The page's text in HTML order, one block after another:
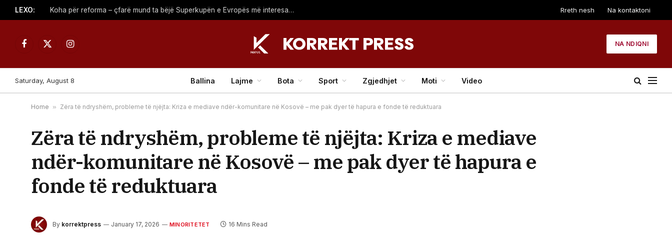
LEXO: Koha për reforma – çfarë mund ta bëjë Superkupën e Evropës më interesante? Rreth nesh Na kontaktoni
Facebook
X
Instagram
NA NDIQNI
Saturday, August 8 Ballina Lajme Bota Sport Zgjedhjet Moti Video
Home » Zëra të ndryshëm, probleme të njëjta: Kriza e mediave ndër-komunitare në Kosovë – me pak dyer të hapura e fonde të reduktuara
Zëra të ndryshëm, probleme të njëjta: Kriza e mediave
ndër-komunitare në Kosovë – me pak dyer të hapura e
fonde të reduktuara
By korrektpress January 17, 2026 MINORITETET 16 Mins Read